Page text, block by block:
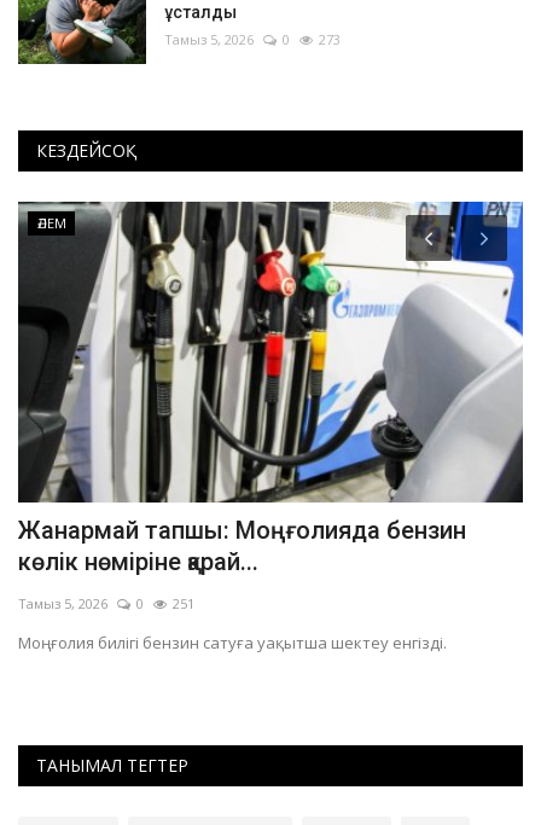
ұсталды
Тамыз 5, 2026 0 273
КЕЗДЕЙСОҚ
ӘЛЕМ
Жанармай тапшы: Моңғолияда бензин
көлік нөміріне қарай...
Тамыз 5, 2026 0 251
Моңғолия билігі бензин сатуға уақытша шектеу енгізді.
ТАНЫМАЛ ТЕГТЕР